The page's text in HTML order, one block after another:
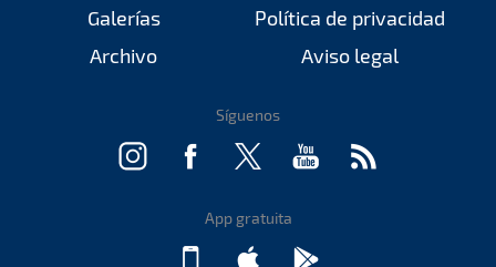
Galerías
Archivo
Política de privacidad
Aviso legal
Síguenos
App gratuita